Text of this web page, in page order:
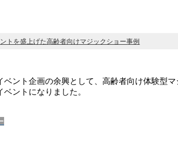
トを盛上げた高齢者向けマジックショー事例
ベント企画の余興として、高齢者向け体験型
ントになりました。